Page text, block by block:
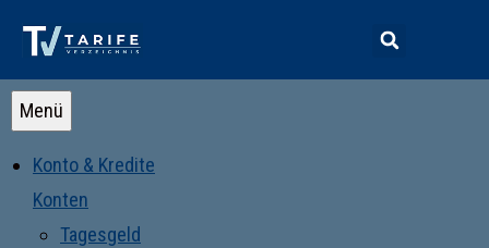
Menü
Konto & Kredite
Konten
Tagesgeld